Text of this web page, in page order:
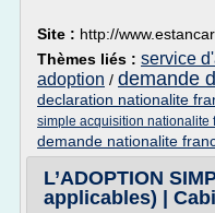
Site : http://
Thèmes liés : service
adoption / demande
declaration nationalite
simple acquisition nationalite
demande nationalite
L’ADOPTION
applicables) |